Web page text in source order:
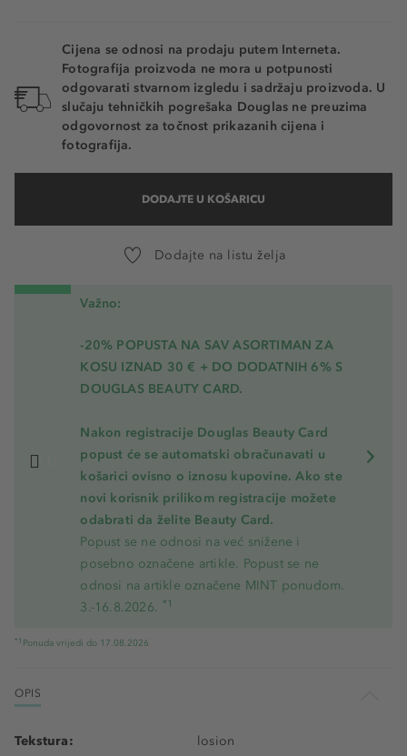
Cijena se odnosi na prodaju putem Interneta.
Fotografija proizvoda ne mora u potpunosti
odgovarati stvarnom izgledu i sadržaju proizvoda. U
slučaju tehničkih pogrešaka Douglas ne preuzima
odgovornost za točnost prikazanih cijena i
fotografija.
DODAJTE U KOŠARICU
Dodajte na listu želja
Važno:
-20% POPUSTA NA SAV ASORTIMAN ZA
KOSU IZNAD 30 € + DO DODATNIH 6% S
DOUGLAS BEAUTY CARD.
Nakon registracije Douglas Beauty Card
popust će se automatski obračunavati u
košarici ovisno o iznosu kupovine. Ako ste
novi korisnik prilikom registracije možete
odabrati da želite Beauty Card.
Popust se ne odnosi na već snižene i
posebno označene artikle. Popust se ne
odnosi na artikle označene MINT ponudom.
3.-16.8.2026. *1
*1 Ponuda vrijedi do 17.08.2026
OPIS
Tekstura:
losion